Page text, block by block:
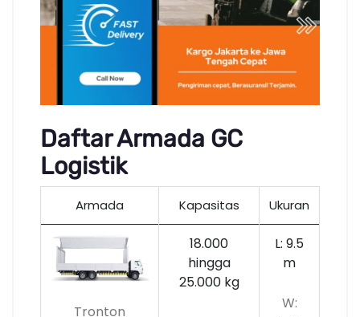
Daftar Armada GC
Logistik
Armada Kapasitas Ukuran
Tronton
18.000
hingga
25.000 kg
L: 9.5
m
W: